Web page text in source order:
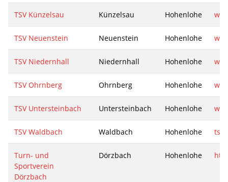
TSV Künzelsau Künzelsau Hohenlohe
TSV Neuenstein Neuenstein Hohenlohe
TSV Niedernhall Niedernhall Hohenlohe
TSV Ohrnberg Ohrnberg Hohenlohe
TSV Untersteinbach Untersteinbach Hohenlohe
TSV Waldbach Waldbach Hohenlohe
Turn- und
Sportverein
Dörzbach
Dörzbach Hohenlohe